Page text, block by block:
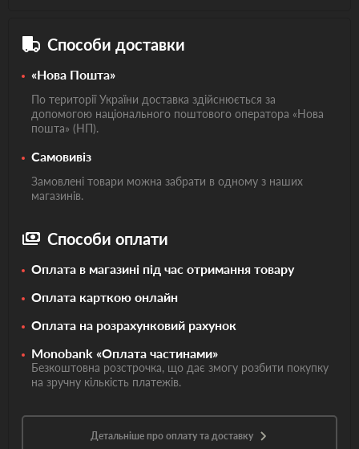
Способи доставки
«Нова Пошта»
По території України доставка здійснюється за
допомогою національного поштового оператора «Нова
пошта» (НП).
Самовивіз
Замовлені товари можна забрати в одному з наших
магазинів.
Способи оплати
Оплата в магазині під час отримання товару
Оплата карткою онлайн
Оплата на розрахунковий рахунок
Monobank «Оплата частинами»
Безкоштовна розстрочка, що дає змогу розбити покупку
на зручну кількість платежів.
Детальніше про оплату та доставку